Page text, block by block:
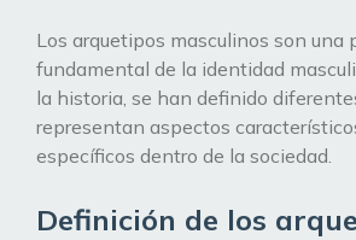
Los arquetipos masculinos son una
fundamental de la identidad
la historia, se han definido
representan aspectos
específicos dentro de la sociedad.
Definición de los